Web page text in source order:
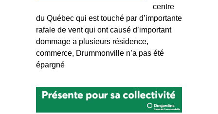
centre
du Québec qui est touché par d’importante
rafale de vent qui ont causé d’important
dommage a plusieurs résidence,
commerce, Drummonville n’a pas été
épargné